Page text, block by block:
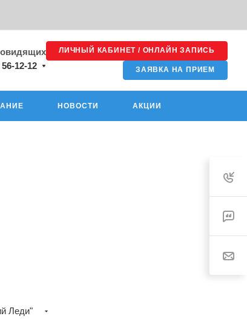
12-12
ЛИЧНЫЙ КАБИНЕТ / ОНЛАЙН ЗАПИСЬ
ЗАЯВКА НА ПРИЕМ
НОВОСТИ АКЦИИ
Леди"